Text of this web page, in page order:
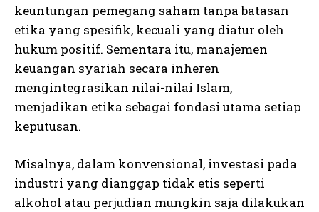
keuntungan pemegang saham tanpa batasan
etika yang spesifik, kecuali yang diatur oleh
hukum positif. Sementara itu, manajemen
keuangan syariah secara inheren
mengintegrasikan nilai-nilai Islam,
menjadikan etika sebagai fondasi utama setiap
keputusan.
Misalnya, dalam konvensional, investasi pada
industri yang dianggap tidak etis seperti
alkohol atau perjudian mungkin saja dilakukan